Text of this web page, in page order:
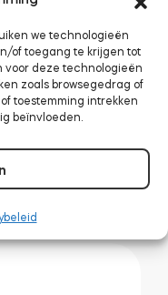
we technologieën
of toegang te krijgen tot
voor deze technologieën
zoals browsegedrag of
toestemming intrekken
beïnvloeden.
vertaald zijn door
mensen te
kan de tekst